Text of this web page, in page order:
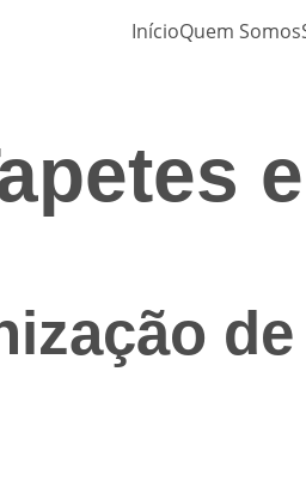
InícioQuem Somos